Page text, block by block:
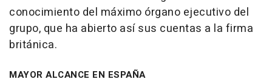
conocimiento del máximo órgano ejecutivo del
grupo, que ha abierto así sus cuentas a la firma
británica.
MAYOR ALCANCE EN ESPAÑA